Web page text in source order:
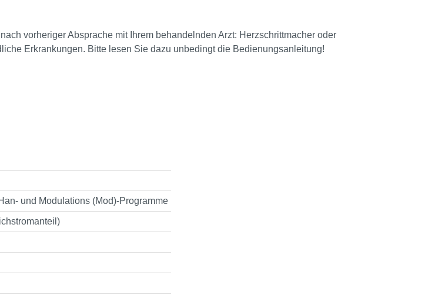
vorheriger Absprache mit Ihrem behandelnden Arzt: Herzschrittmacher oder
Erkrankungen. Bitte lesen Sie dazu unbedingt die Bedienungsanleitung!
und Modulations (Mod)-Programme